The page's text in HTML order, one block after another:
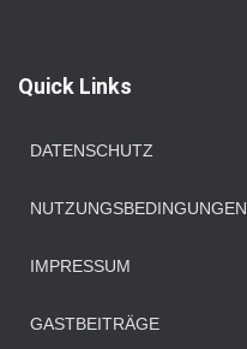
n
Quick Links
DATENSCHUTZ
NUTZUNGSBEDINGUNGEN
IMPRESSUM
GASTBEITRÄGE